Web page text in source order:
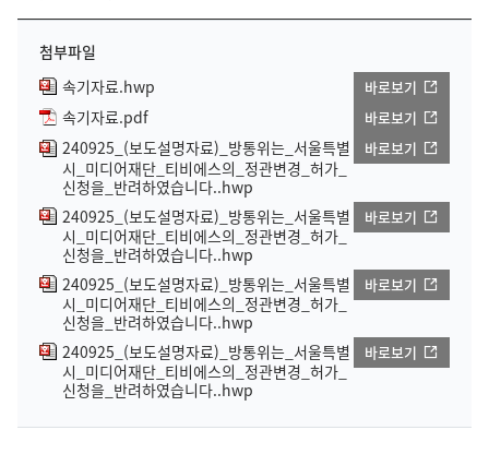
첨부파일
속기자료.hwp
바로보기
속기자료.pdf 바로보기
240925_(보도설명자료)_방통위는_서울특별
시_미디어재단_티비에스의_정관변경_허가_
신청을_반려하였습니다..hwp
바로보기
240925_(보도설명자료)_방통위는_서울특별
시_미디어재단_티비에스의_정관변경_허가_
신청을_반려하였습니다..hwp
바로보기
240925_(보도설명자료)_방통위는_서울특별
시_미디어재단_티비에스의_정관변경_허가_
신청을_반려하였습니다..hwp
바로보기
240925_(보도설명자료)_방통위는_서울특별
시_미디어재단_티비에스의_정관변경_허가_
신청을_반려하였습니다..hwp
바로보기